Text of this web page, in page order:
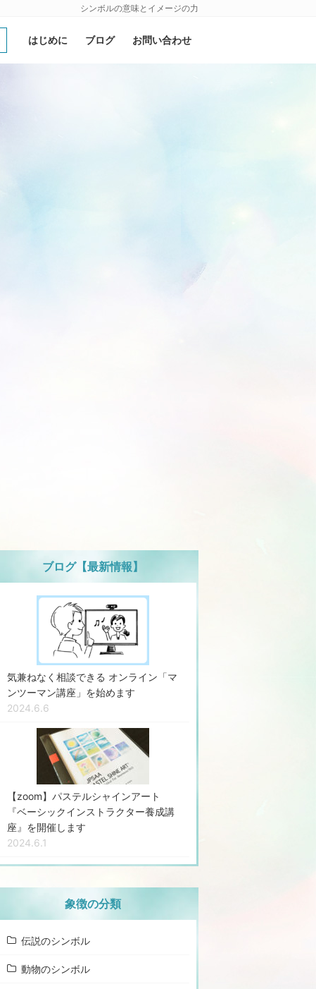
シンボルの意味とイメージの力
はじめに ブログ お問い合わせ
ブログ【最新情報】
気兼ねなく相談できる オンライン「マ
ンツーマン講座」を始めます
2024.6.6
【zoom】パステルシャインアート
『ベーシックインストラクター養成講
座』を開催します
2024.6.1
象徴の分類
伝説のシンボル
動物のシンボル